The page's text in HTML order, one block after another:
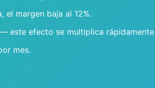
el margen baja al 12%.
este efecto se multiplica
mes.